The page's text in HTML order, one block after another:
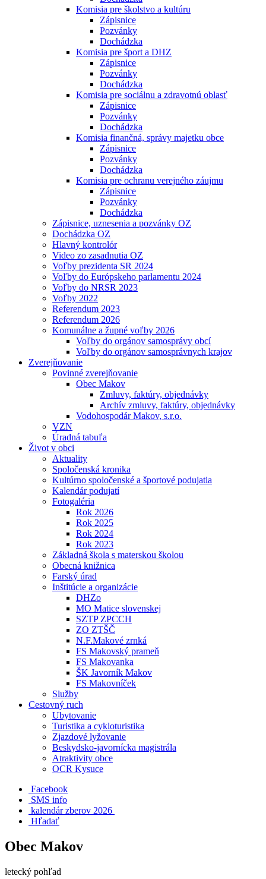
Komisia pre školstvo a kultúru
Zápisnice
Pozvánky
Dochádzka
Komisia pre šport a DHZ
Zápisnice
Pozvánky
Dochádzka
Komisia pre sociálnu a zdravotnú oblasť
Zápisnice
Pozvánky
Dochádzka
Komisia finančná, správy majetku obce
Zápisnice
Pozvánky
Dochádzka
Komisia pre ochranu verejného záujmu
Zápisnice
Pozvánky
Dochádzka
Zápisnice, uznesenia a pozvánky OZ
Dochádzka OZ
Hlavný kontrolór
Video zo zasadnutia OZ
Voľby prezidenta SR 2024
Voľby do Európskeho parlamentu 2024
Voľby do NRSR 2023
Voľby 2022
Referendum 2023
Referendum 2026
Komunálne a župné voľby 2026
Voľby do orgánov samosprávy obcí
Voľby do orgánov samosprávnych krajov
Zverejňovanie
Povinné zverejňovanie
Obec Makov
Zmluvy, faktúry, objednávky
Archív zmluvy, faktúry, objednávky
Vodohospodár Makov, s.r.o.
VZN
Úradná tabuľa
Život v obci
Aktuality
Spoločenská kronika
Kultúrno spoločenské a športové podujatia
Kalendár podujatí
Fotogaléria
Rok 2026
Rok 2025
Rok 2024
Rok 2023
Základná škola s materskou školou
Obecná knižnica
Farský úrad
Inštitúcie a organizácie
DHZo
MO Matice slovenskej
SZTP ZPCCH
ZO ZTŠČ
N.F.Makové zrnká
FS Makovský prameň
FS Makovanka
ŠK Javorník Makov
FS Makovníček
Služby
Cestovný ruch
Ubytovanie
Turistika a cykloturistika
Zjazdové lyžovanie
Beskydsko-javornícka magistrála
Atraktivity obce
OCR Kysuce
Facebook
SMS info
​ kalendár zberov 2026
Hľadať
Obec Makov
letecký pohľad